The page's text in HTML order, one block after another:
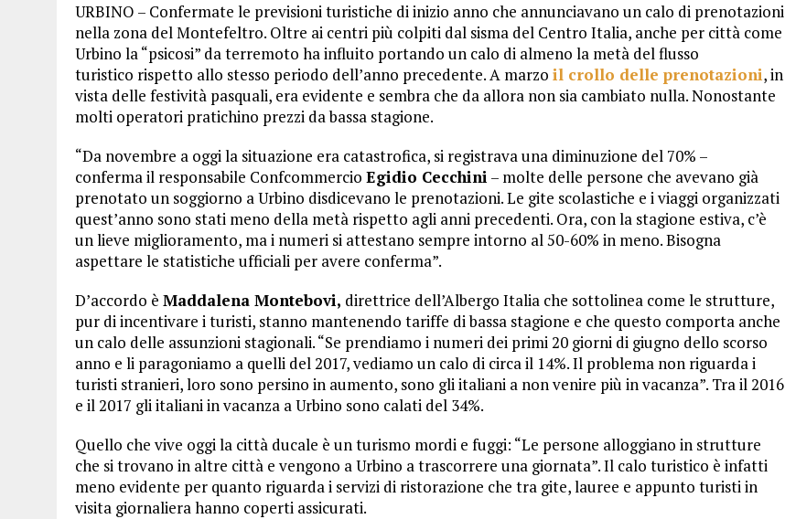
URBINO – Confermate le previsioni turistiche di inizio anno che annunciavano un calo di prenotazioni
nella zona del Montefeltro. Oltre ai centri più colpiti dal sisma del Centro Italia, anche per città come
Urbino la “psicosi” da terremoto ha influito portando un calo di almeno la metà del flusso
turistico rispetto allo stesso periodo dell’anno precedente. A marzo il crollo delle prenotazioni, in
vista delle festività pasquali, era evidente e sembra che da allora non sia cambiato nulla. Nonostante
molti operatori pratichino prezzi da bassa stagione.
“Da novembre a oggi la situazione era catastrofica, si registrava una diminuzione del 70% –
conferma il responsabile Confcommercio Egidio Cecchini – molte delle persone che avevano già
prenotato un soggiorno a Urbino disdicevano le prenotazioni. Le gite scolastiche e i viaggi organizzati
quest’anno sono stati meno della metà rispetto agli anni precedenti. Ora, con la stagione estiva, c’è
un lieve miglioramento, ma i numeri si attestano sempre intorno al 50-60% in meno. Bisogna
aspettare le statistiche ufficiali per avere conferma”.
D’accordo è Maddalena Montebovi, direttrice dell’Albergo Italia che sottolinea come le strutture,
pur di incentivare i turisti, stanno mantenendo tariffe di bassa stagione e che questo comporta anche
un calo delle assunzioni stagionali. “Se prendiamo i numeri dei primi 20 giorni di giugno dello scorso
anno e li paragoniamo a quelli del 2017, vediamo un calo di circa il 14%. Il problema non riguarda i
turisti stranieri, loro sono persino in aumento, sono gli italiani a non venire più in vacanza”. Tra il 2016
e il 2017 gli italiani in vacanza a Urbino sono calati del 34%.
Quello che vive oggi la città ducale è un turismo mordi e fuggi: “Le persone alloggiano in strutture
che si trovano in altre città e vengono a Urbino a trascorrere una giornata”. Il calo turistico è infatti
meno evidente per quanto riguarda i servizi di ristorazione che tra gite, lauree e appunto turisti in
visita giornaliera hanno coperti assicurati.